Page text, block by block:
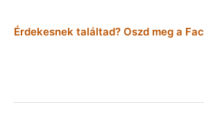
Érdekesnek találtad? Oszd meg a